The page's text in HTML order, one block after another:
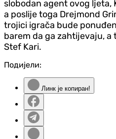
slobodan agent ovog ljeta,
a poslije toga Drejmond
trojici igrača bude
barem da ga zahtijevaju, a
Stef Kari.
Подијели:
Линк је копиран!